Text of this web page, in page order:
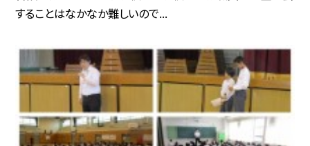
することはなかなか難しいので...